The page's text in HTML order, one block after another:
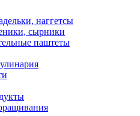
наггетсы
сырники
паштеты